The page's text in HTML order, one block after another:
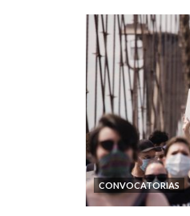
CONVOCATORIAS